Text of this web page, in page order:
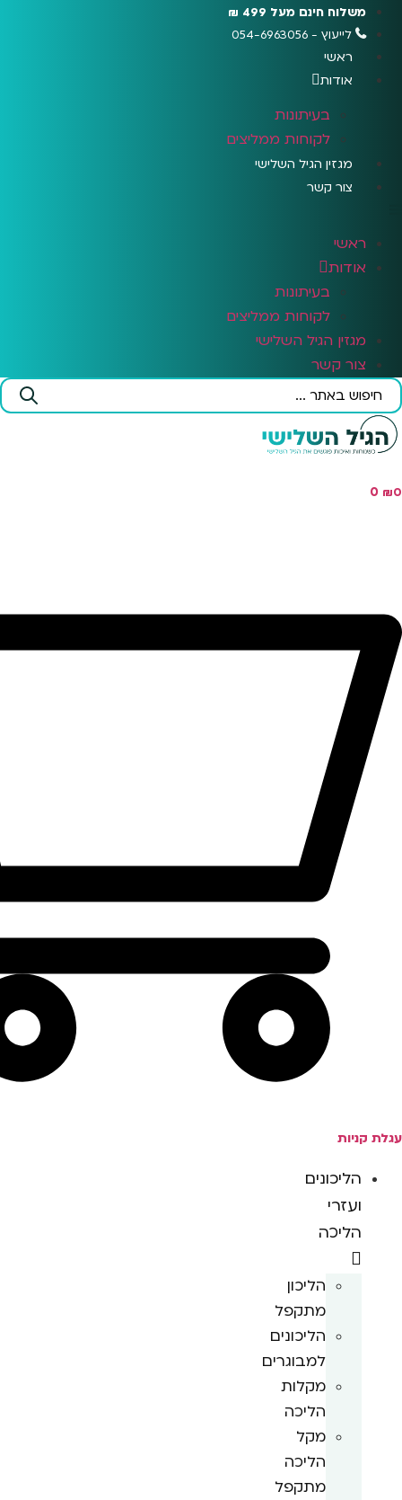
לתוכן
משלוח חינם מעל 499 ₪
לייעוץ - 054-6963056
ראשי
אודות
בעיתונות
לקוחות ממליצים
מגזין הגיל השלישי
צור קשר
ראשי
אודות
בעיתונות
לקוחות ממליצים
מגזין הגיל השלישי
צור קשר
Search
...
₪0
0
עגלת קניות
הליכונים
ועזרי
הליכה
הליכון
מתקפל
הליכונים
למבוגרים
מקלות
הליכה
מקל
הליכה
מתקפל